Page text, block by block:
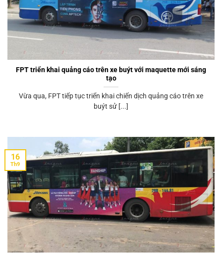
FPT triển khai quảng cáo trên xe buýt với maquette mới sáng
tạo
Vừa qua, FPT tiếp tục triển khai chiến dịch quảng cáo trên xe
buýt sử [...]
16
Th9